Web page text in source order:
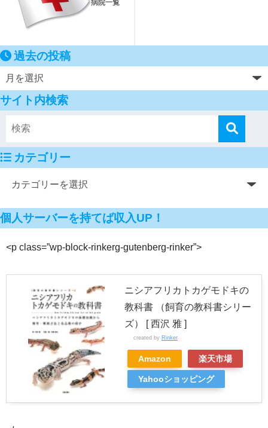
病院一覧
過去の投稿
サイト内検索
カテゴリー
個人サーバーを持てば収入UP！
<p class=”wp-block-rinkerg-gutenberg-rinker”>
ニシアフリカトカゲモドキの
教科書 （飼育の教科書シリー
ズ） [ 西沢 雅 ]
created by Rinker
Amazon 楽天市場
Yahooショッピング